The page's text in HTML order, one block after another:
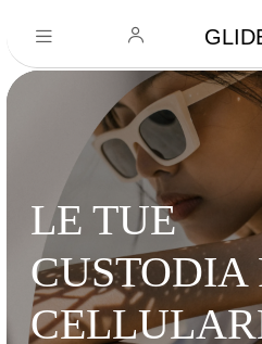
LE TUE
CUSTODIA